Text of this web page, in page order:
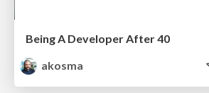
Being A Developer After 40
akosma